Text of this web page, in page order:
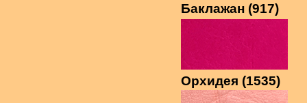
Баклажан (917)
Орхидея (1535)